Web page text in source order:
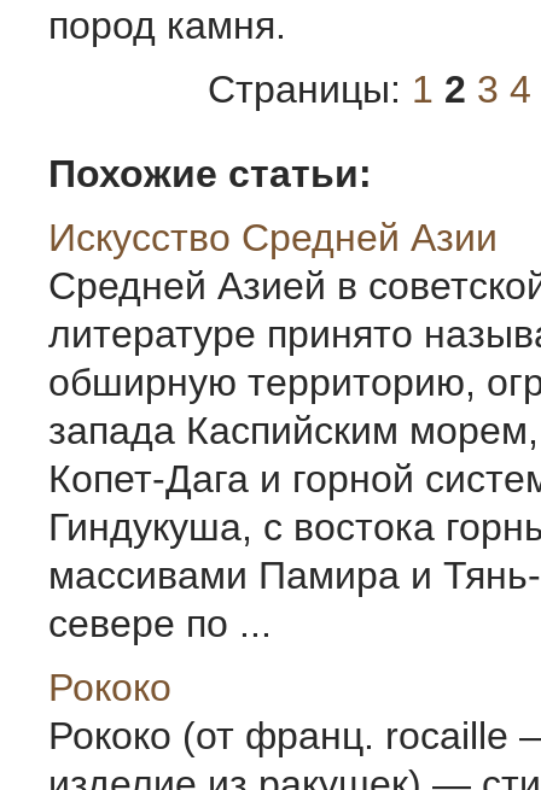
пород камня.
Страницы: 1 2 3 4
Похожие статьи:
Искусство Средней Азии
Средней Азией в
литературе принято
обширную территорию,
запада Каспийским
Копет-Дага и горной
Гиндукуша, с востока
массивами Памира и
севере по ...
Рококо
Рококо (от франц. rocaille